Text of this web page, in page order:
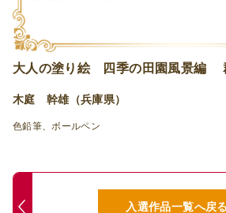
大人の塗り絵 四季の田園風景編
木庭 幹雄（兵庫県）
色鉛筆、ボールペン
入選作品一覧へ戻る